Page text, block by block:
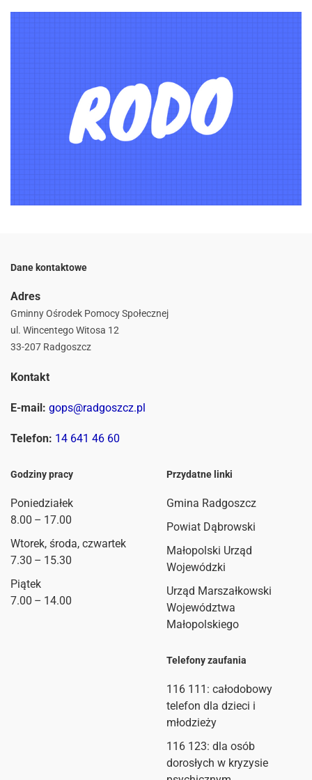
Dane kontaktowe
Adres
Gminny Ośrodek Pomocy Społecznej
ul. Wincentego Witosa 12
33-207 Radgoszcz
Kontakt
E-mail: gops@radgoszcz.pl
Telefon: 14 641 46 60
Godziny pracy
Poniedziałek
8.00 – 17.00
Wtorek, środa, czwartek
7.30 – 15.30
Piątek
7.00 – 14.00
Przydatne linki
Gmina Radgoszcz
Powiat Dąbrowski
Małopolski Urząd
Wojewódzki
Urząd Marszałkowski
Województwa
Małopolskiego
Telefony zaufania
116 111 : całodobowy
telefon dla dzieci i
młodzieży
116 123: dla osób
dorosłych w kryzysie